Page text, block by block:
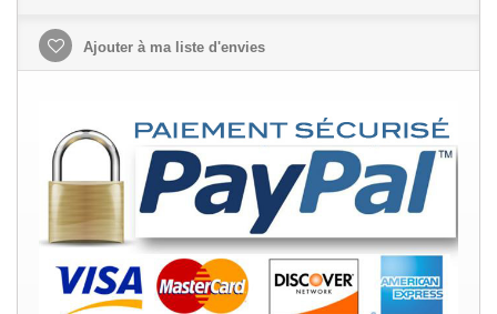
Ajouter à ma liste d'envies